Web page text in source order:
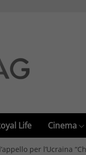
Life Cinema
per l’Ucraina